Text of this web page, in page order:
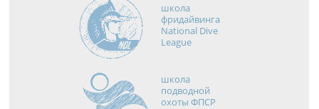
школа
фридайвинга
National Dive
League
школа
подводной
охоты ФПСР